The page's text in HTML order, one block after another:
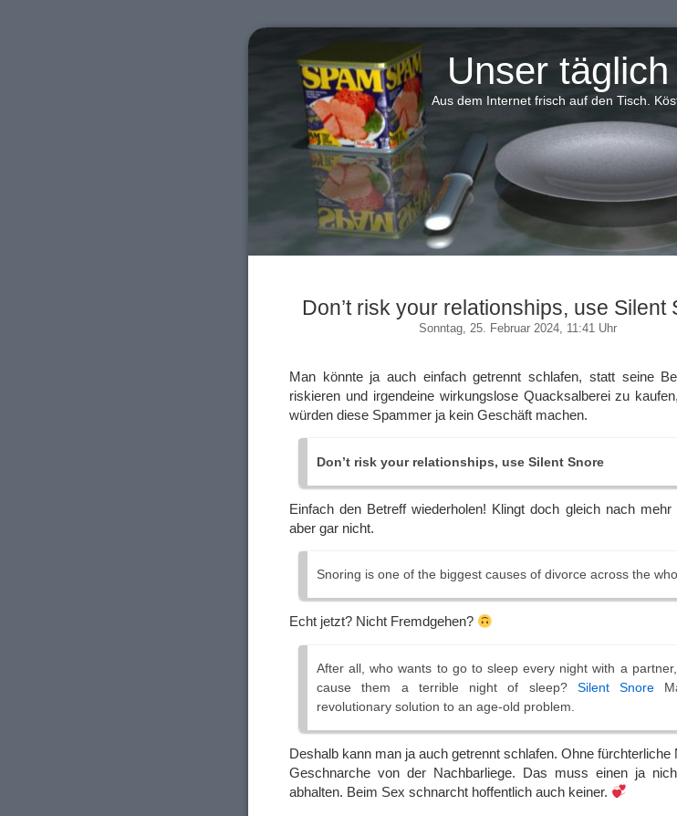
Unser
Aus dem Internet frisch auf den Tisch.
Don’t risk your relationships, use Silent
Sonntag, 25. Februar 2024, 11:41 Uhr
Man könnte ja auch einfach getrennt schlafen, statt seine
riskieren und irgendeine wirkungslose Quacksalberei zu
würden diese Spammer ja kein Geschäft machen.
Don’t risk your relationships, use Silent Snore
Einfach den Betreff wiederholen! Klingt doch gleich nach mehr
aber gar nicht.
Snoring is one of the biggest causes of divorce across the
Echt jetzt? Nicht Fremdgehen?
After all, who wants to go to sleep every night with a
cause them a terrible night of sleep? Silent Snore
revolutionary solution to an age-old problem.
Deshalb kann man ja auch getrennt schlafen. Ohne fürchterliche
Geschnarche von der Nachbarliege. Das muss einen ja
abhalten. Beim Sex schnarcht hoffentlich auch keiner.